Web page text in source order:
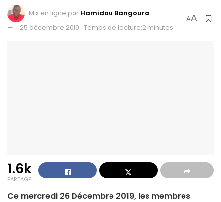
Mis en ligne par Hamidou Bangoura
25 décembre 2019 Temps de lecture:2 minutes
AA
1.6k
PARTAGE
Ce mercredi 26 Décembre 2019, les membres